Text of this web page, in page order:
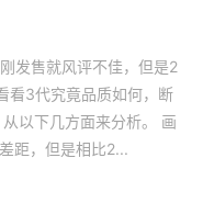
发售就风评不佳，但是2
看3代究竟品质如何，断
以下几方面来分析。 画
距，但是相比2...